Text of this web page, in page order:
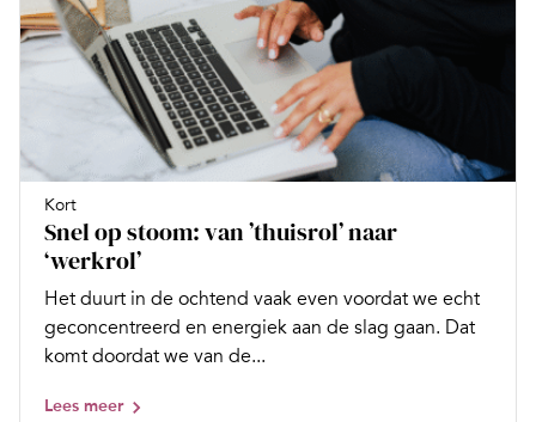
Kort
Snel op stoom: van ’thuisrol’ naar
‘werkrol’
Het duurt in de ochtend vaak even voordat we echt
geconcentreerd en energiek aan de slag gaan. Dat
komt doordat we van de...
Lees meer